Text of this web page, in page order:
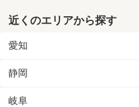
近くのエリアから探す
愛知
静岡
岐阜